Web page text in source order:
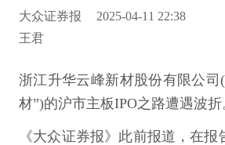
大众证券报
2025-04-11 22:38
王君
浙江升华云峰新材股份有限公司
材”)的沪市主板IPO之路遭遇波折
《大众证券报》此前报道，在